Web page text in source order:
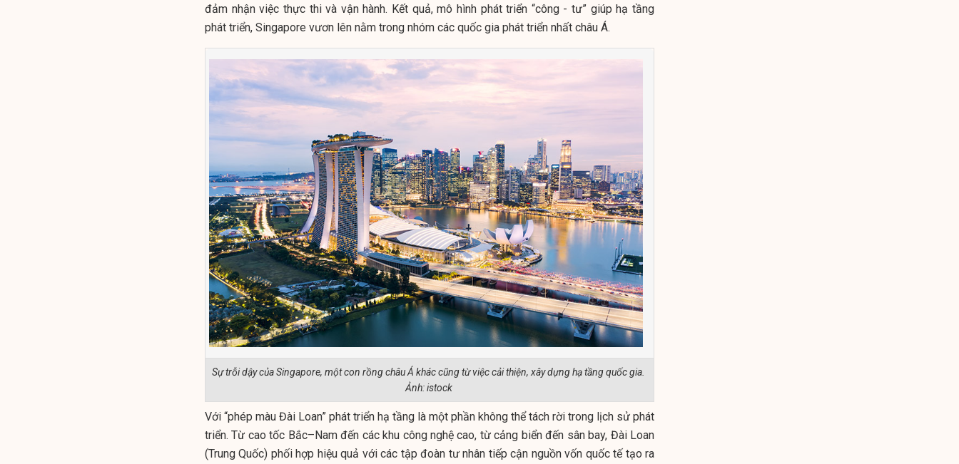
đảm nhận việc thực thi và vận hành. Kết quả, mô hình phát triển “công - tư” giúp hạ tầng
phát triển, Singapore vươn lên nằm trong nhóm các quốc gia phát triển nhất châu Á.
Sự trỗi dậy của Singapore, một con rồng châu Á khác cũng từ việc cải thiện, xây dựng hạ tầng quốc gia.
Ảnh: istock
Với “phép màu Đài Loan” phát triển hạ tầng là một phần không thể tách rời trong lịch sử phát
triển. Từ cao tốc Bắc–Nam đến các khu công nghệ cao, từ cảng biển đến sân bay, Đài Loan
(Trung Quốc) phối hợp hiệu quả với các tập đoàn tư nhân tiếp cận nguồn vốn quốc tế tạo ra